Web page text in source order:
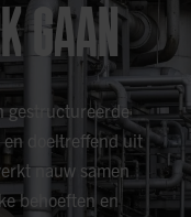
GAAN
gestructureerde
doeltreffend uit
nauw samen
behoeften en